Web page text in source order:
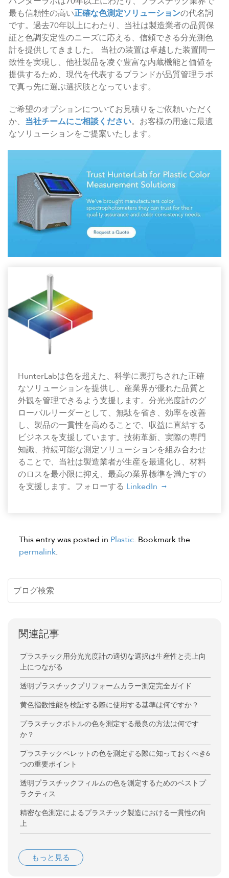
最も信頼性の高い正確な色測定ソリューションの代名詞
です。過去70年以上にわたり、当社は製造業者の品質保
証と色調安定性のニーズに応える、信頼できる分光測色
計を提供してきました。 当社の装置は卓越した装置間一
致性を実現し、他社製品を凌ぐ豊富な内蔵機能と価値を
提供するため、現代を代表するブランドが品質管理ラボ
で真っ先に選ぶ選択肢となっています。
ご希望のオプションについてお見積りをご依頼いただく
か、 当社チームにご相談ください。お客様の用途に最適
なソリューションをご提案いたします。
HunterLabは色を超えた、科学に裏打ちされた正確
なソリューションを提供し、産業界が優れた品質と
外観を管理できるよう支援します。分光光度計のグ
ローバルリーダーとして、無駄を省き、効率を改善
し、製品の一貫性を高めることで、収益に直結する
ビジネスを支援しています。技術革新、実際の専門
知識、持続可能な測定ソリューションを組み合わせ
ることで、当社は製造業者が生産を最適化し、材料
のロスを最小限に抑え、最高の業界標準を満たすの
を支援します。フォローする LinkedIn
This entry was posted in Plastic. Bookmark the
permalink.
関連記事
プラスチック用分光光度計の適切な選択は生産性と売上向
上につながる
透明プラスチックプリフォームカラー測定完全ガイド
黄色指数性能を検証する際に使用する基準は何ですか？
プラスチックボトルの色を測定する最良の方法は何です
か？
プラスチックペレットの色を測定する際に知っておくべき6
つの重要ポイント
透明プラスチックフィルムの色を測定するためのベストプ
ラクティス
精密な色測定によるプラスチック製造における一貫性の向
上
もっと見る